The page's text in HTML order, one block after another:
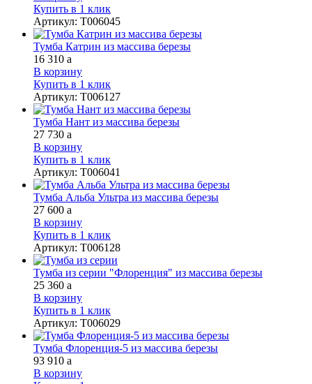
Купить в 1 клик
Артикул: Т006045
Тумба Катрин из массива березы
16 310 a
В корзину
Купить в 1 клик
Артикул: Т006127
Тумба Нант из массива березы
27 730 a
В корзину
Купить в 1 клик
Артикул: Т006041
Тумба Альба Ультра из массива березы
27 600 a
В корзину
Купить в 1 клик
Артикул: Т006128
Тумба из серии "Флоренция" из массива березы
25 360 a
В корзину
Купить в 1 клик
Артикул: Т006029
Тумба Флоренция-5 из массива березы
93 910 a
В корзину